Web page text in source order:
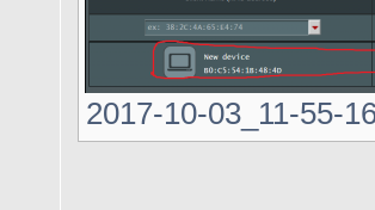
2017-10-03_11-55-